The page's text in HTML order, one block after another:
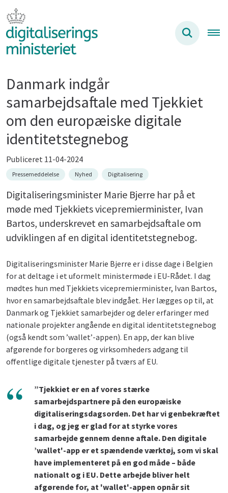
Danmark indgår
samarbejdsaftale med Tjekkiet
om den europæiske digitale
identitetstegnebog
Publiceret 11-04-2024
Pressemeddelelse Nyhed Digitalisering
Digitaliseringsminister Marie Bjerre har på et
møde med Tjekkiets vicepremierminister, Ivan
Bartos, underskrevet en samarbejdsaftale om
udviklingen af en digital identitetstegnebog.
Digitaliseringsminister Marie Bjerre er i disse dage i Belgien
for at deltage i et uformelt ministermøde i EU-Rådet. I dag
mødtes hun med Tjekkiets vicepremierminister, Ivan Bartos,
hvor en samarbejdsaftale blev indgået. Her lægges op til, at
Danmark og Tjekkiet samarbejder og deler erfaringer med
nationale projekter angående en digital identitetstegnebog
(også kendt som ’wallet’-appen). En app, der kan blive
afgørende for borgeres og virksomheders adgang til
offentlige digitale tjenester på tværs af EU.
”Tjekkiet er en af vores stærke
samarbejdspartnere på den europæiske
digitaliseringsdagsorden. Det har vi genbekræftet
i dag, og jeg er glad for at styrke vores
samarbejde gennem denne aftale. Den digitale
’wallet'-app er et spændende værktøj, som vi skal
have implementeret på en god måde – både
nationalt og i EU. Dette arbejde bliver helt
afgørende for, at 'wallet'-appen opnår sit